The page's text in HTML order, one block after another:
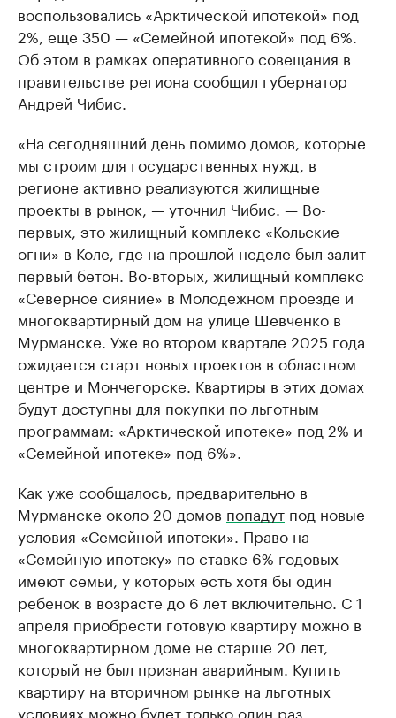
воспользовались «Арктической ипотекой» под
2%, еще 350 — «Семейной ипотекой» под 6%.
Об этом в рамках оперативного совещания в
правительстве региона сообщил губернатор
Андрей Чибис.
«На сегодняшний день помимо домов, которые
мы строим для государственных нужд, в
регионе активно реализуются жилищные
проекты в рынок, — уточнил Чибис. — Во-
первых, это жилищный комплекс «Кольские
огни» в Коле, где на прошлой неделе был залит
первый бетон. Во-вторых, жилищный комплекс
«Северное сияние» в Молодежном проезде и
многоквартирный дом на улице Шевченко в
Мурманске. Уже во втором квартале 2025 года
ожидается старт новых проектов в областном
центре и Мончегорске. Квартиры в этих домах
будут доступны для покупки по льготным
программам: «Арктической ипотеке» под 2% и
«Семейной ипотеке» под 6%».
Как уже сообщалось, предварительно в
Мурманске около 20 домов попадут под новые
условия «Семейной ипотеки». Право на
«Семейную ипотеку» по ставке 6% годовых
имеют семьи, у которых есть хотя бы один
ребенок в возрасте до 6 лет включительно. С 1
апреля приобрести готовую квартиру можно в
многоквартирном доме не старше 20 лет,
который не был признан аварийным. Купить
квартиру на вторичном рынке на льготных
условиях можно будет только один раз.